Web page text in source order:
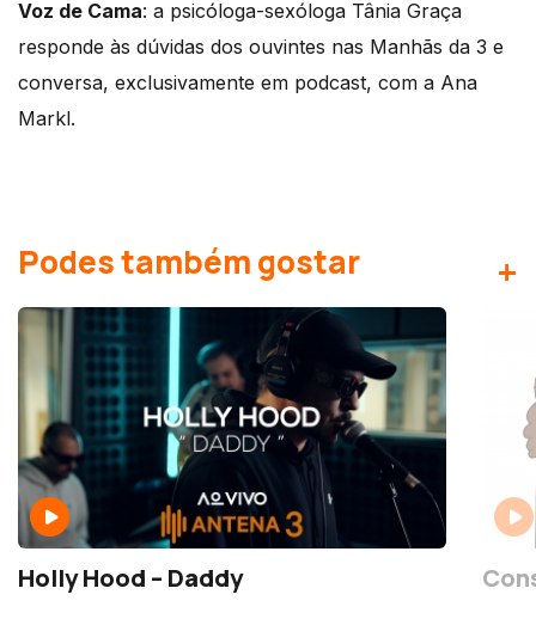
Voz de Cama: a psicóloga-sexóloga Tânia Graça
responde às dúvidas dos ouvintes nas Manhãs da 3 e
conversa, exclusivamente em podcast, com a Ana
Markl.
Podes também gostar +
Holly Hood – Daddy